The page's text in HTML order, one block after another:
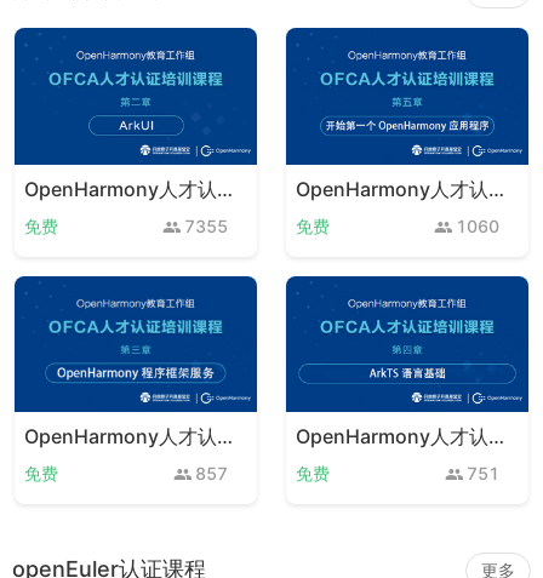
OpenHarmony人才认证赋能课程 第二章
免费 7355
OpenHarmony人才认证赋能课程 第五章
免费 1060
OpenHarmony人才认证赋能课程 第三章
免费 857
OpenHarmony人才认证赋能课程 第四章
免费 751
openEuler认证课程 更多